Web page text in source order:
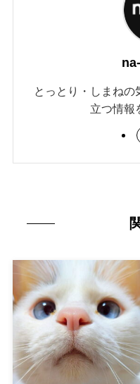
とっとり・しまね
立つ情報